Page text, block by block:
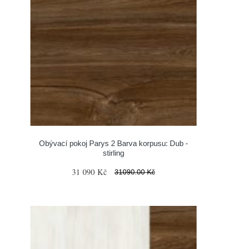
Obývací pokoj Parys 2 Barva korpusu: Dub -
stirling
31 090 Kč 31090.00 Kč